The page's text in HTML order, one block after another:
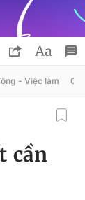
- Việc làm
cần